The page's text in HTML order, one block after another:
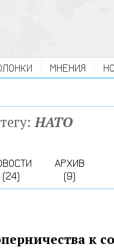
МНЕНИЯ
НАТО
(24)
АРХИВ
(9)
к